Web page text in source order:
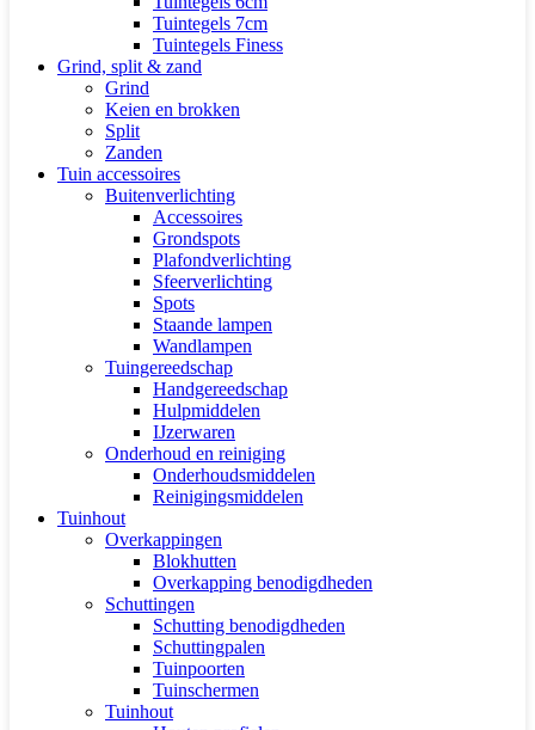
Tuintegels 7cm
Tuintegels Finess
Grind, split & zand
Grind
Keien en brokken
Split
Zanden
Tuin accessoires
Buitenverlichting
Accessoires
Grondspots
Plafondverlichting
Sfeerverlichting
Spots
Staande lampen
Wandlampen
Tuingereedschap
Handgereedschap
Hulpmiddelen
IJzerwaren
Onderhoud en reiniging
Onderhoudsmiddelen
Reinigingsmiddelen
Tuinhout
Overkappingen
Blokhutten
Overkapping benodigdheden
Schuttingen
Schutting benodigdheden
Schuttingpalen
Tuinpoorten
Tuinschermen
Tuinhout